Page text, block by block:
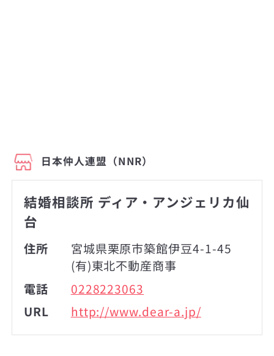
日本仲人連盟（NNR）
結婚相談所 ディア・アンジェリカ仙
台
住所
宮城県栗原市築館伊豆4-1-45
(有)東北不動産商事
電話
0228223063
URL
http://www.dear-a.jp/